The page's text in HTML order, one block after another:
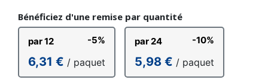
Bénéficiez d'une remise par quantité
par 12 -5%
6,31 € / paquet
par 24 -10%
5,98 € / paquet